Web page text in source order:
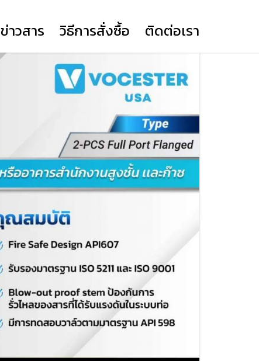
BUTTERFLY VALVE LEVER
BUTTERFLY VALVE GEAR
DUAL PLATE WAFER CHECK
VALVE (YORK)
KNIFE GATE VALVE
BALL VALVE
PRIME ACTUATOR DA
PRIME ACTUATOR SR12
VALVES BALL VALVES
CHECK VALVES
ข่าวสาร วิธีการสั่งซื้อ ติดต่อเรา